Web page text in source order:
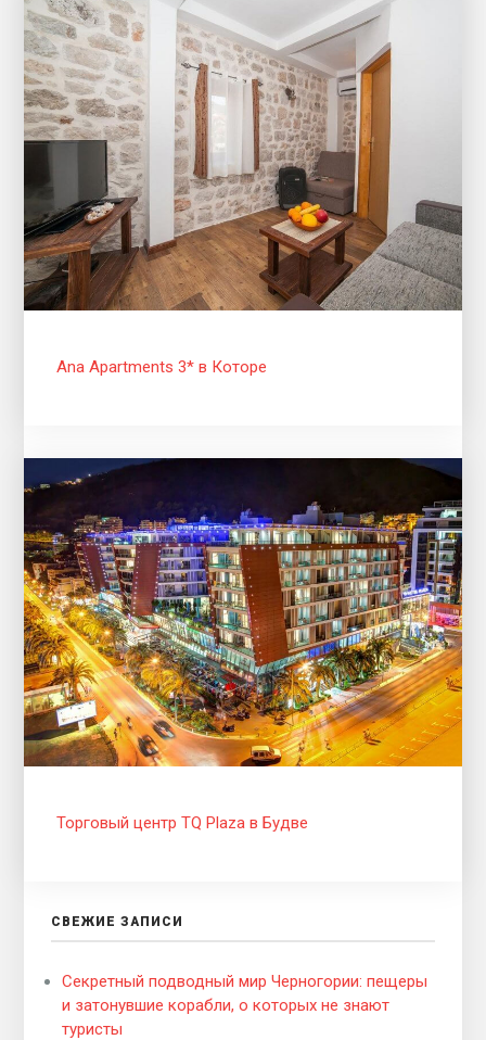
Ana Apartments 3* в Которе
Торговый центр TQ Plaza в Будве
СВЕЖИЕ ЗАПИСИ
Секретный подводный мир Черногории: пещеры
и затонувшие корабли, о которых не знают
туристы